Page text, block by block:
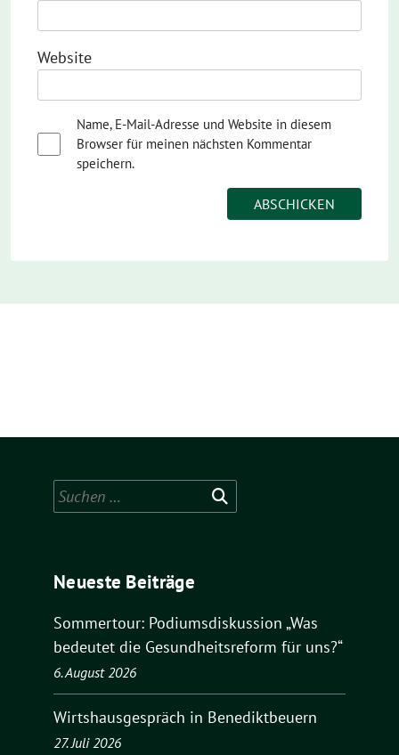
Website
Name, E-Mail-Adresse und Website in diesem
Browser für meinen nächsten Kommentar
speichern.
Suchen
nach:
Neueste Beiträge
Sommertour: Podiumsdiskussion „Was
bedeutet die Gesundheitsreform für uns?“
6. August 2026
Wirtshausgespräch in Benediktbeuern
27. Juli 2026